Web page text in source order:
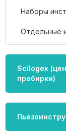
Наборы
Отдельные
Scilogex
пробирки)